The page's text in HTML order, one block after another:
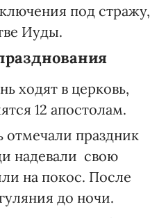
под стражу,
Иуды.
ходят в церковь,
12 апостолам.
отмечали праздник
надевали свою
на покос. После
до ночи.